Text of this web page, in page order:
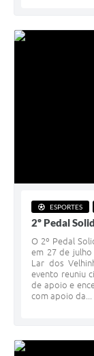
ESPORTES
2º Pedal
O 2º Pedal
em 27 de
Lar dos
evento reuniu
de apoio e
com apoio da...